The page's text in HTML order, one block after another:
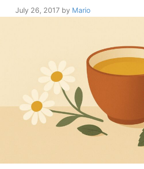
July 26, 2017 by Mario